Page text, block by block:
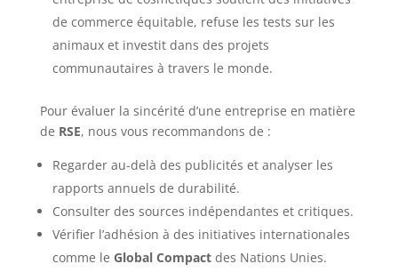
de commerce équitable, refuse les tests sur les
animaux et investit dans des projets
communautaires à travers le monde.
Pour évaluer la sincérité d’une entreprise en matière
de RSE, nous vous recommandons de :
Regarder au-delà des publicités et analyser les
rapports annuels de durabilité.
Consulter des sources indépendantes et critiques.
Vérifier l’adhésion à des initiatives internationales
comme le Global Compactdes Nations Unies.